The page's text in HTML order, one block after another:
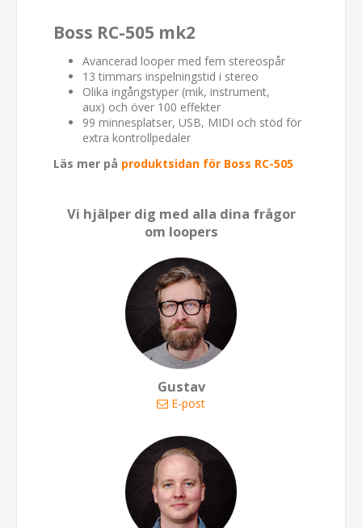
Boss RC-505 mk2
Avancerad looper med fem stereospår
13 timmars inspelningstid i stereo
Olika ingångstyper (mik, instrument,
aux) och över 100 effekter
99 minnesplatser, USB, MIDI och stöd för
extra kontrollpedaler
Läs mer på produktsidan för Boss RC-505
Vi hjälper dig med alla dina frågor
om loopers
Gustav
E-post